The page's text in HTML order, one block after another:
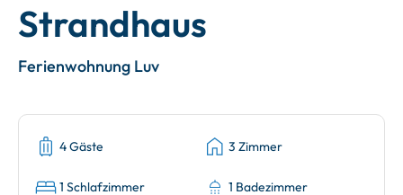
Strandhaus
Ferienwohnung Luv
4 Gäste 3 Zimmer
1 Schlafzimmer 1 Badezimmer